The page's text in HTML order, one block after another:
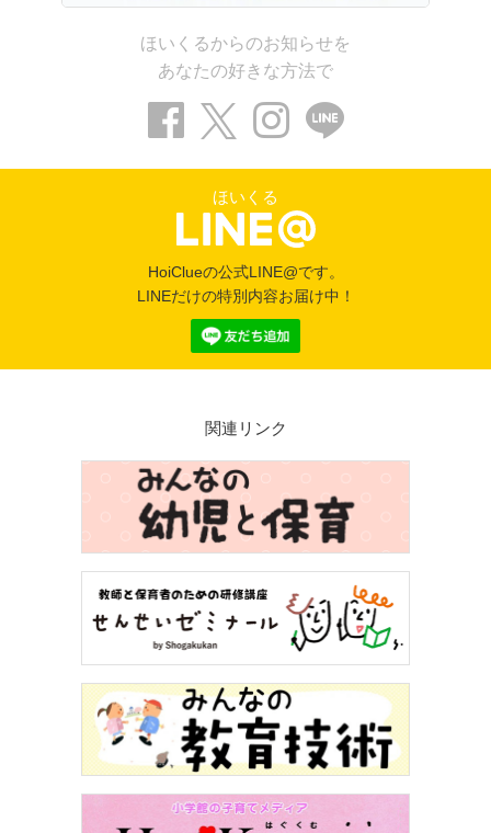
ほいくるからのお知らせを
あなたの好きな方法で
ほいくる
HoiClueの公式LINE@です。
LINEだけの特別内容お届け中！
関連リンク